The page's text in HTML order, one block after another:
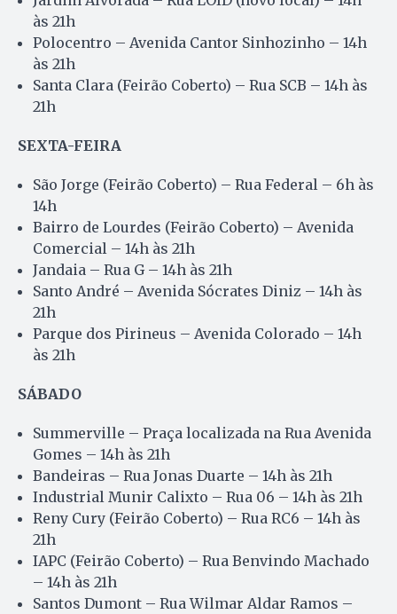
às 21h
Polocentro – Avenida Cantor Sinhozinho – 14h
às 21h
Santa Clara (Feirão Coberto) – Rua SCB – 14h às
21h
SEXTA-FEIRA
São Jorge (Feirão Coberto) – Rua Federal – 6h às
14h
Bairro de Lourdes (Feirão Coberto) – Avenida
Comercial – 14h às 21h
Jandaia – Rua G – 14h às 21h
Santo André – Avenida Sócrates Diniz – 14h às
21h
Parque dos Pirineus – Avenida Colorado – 14h
às 21h
SÁBADO
Summerville – Praça localizada na Rua Avenida
Gomes – 14h às 21h
Bandeiras – Rua Jonas Duarte – 14h às 21h
Industrial Munir Calixto – Rua 06 – 14h às 21h
Reny Cury (Feirão Coberto) – Rua RC6 – 14h às
21h
IAPC (Feirão Coberto) – Rua Benvindo Machado
– 14h às 21h
Santos Dumont – Rua Wilmar Aldar Ramos –